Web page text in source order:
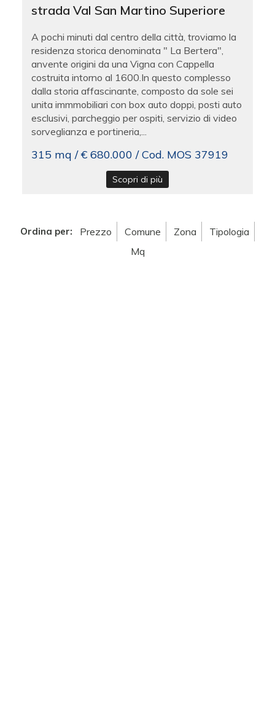
strada Val San Martino Superiore
A pochi minuti dal centro della città, troviamo la
residenza storica denominata " La Bertera",
anvente origini da una Vigna con Cappella
costruita intorno al 1600.In questo complesso
dalla storia affascinante, composto da sole sei
unita immmobiliari con box auto doppi, posti auto
esclusivi, parcheggio per ospiti, servizio di video
sorveglianza e portineria,...
315 mq / € 680.000 / Cod. MOS 37919
Scopri di più
Ordina per: Prezzo Comune Zona
Tipologia
Mq